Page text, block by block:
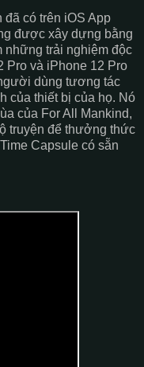
đã có trên iOS App
được xây dựng bằng
những trải nghiệm độc
Pro và iPhone 12 Pro
dùng tương tác
của thiết bị của họ. Nó
của For All Mankind,
truyện để thưởng thức
Capsule có sẵn